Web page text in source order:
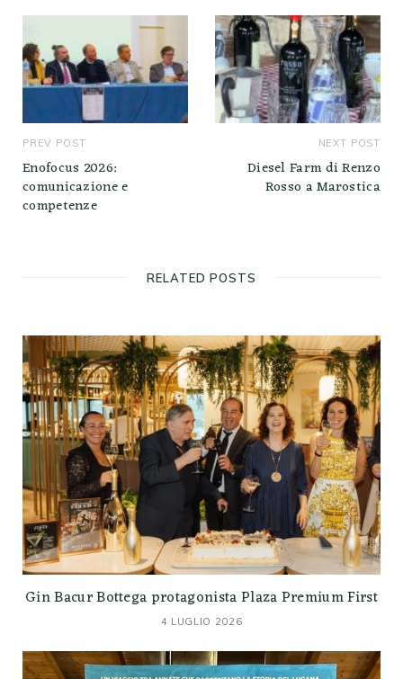
PREV POST
Enofocus 2026:
comunicazione e
competenze
NEXT POST
Diesel Farm di Renzo
Rosso a Marostica
RELATED POSTS
Gin Bacur Bottega protagonista Plaza Premium First
4 LUGLIO 2026